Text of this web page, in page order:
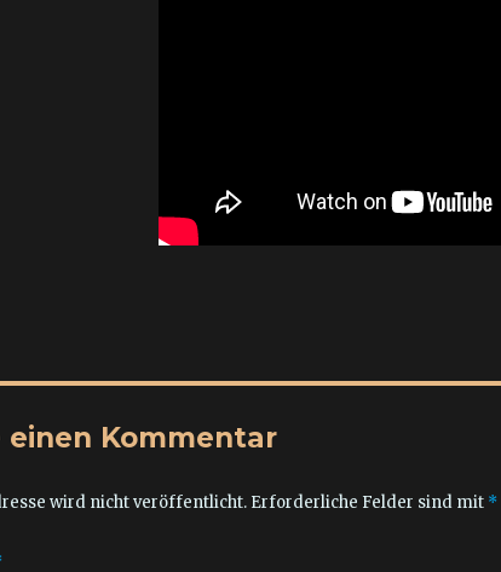
einen Kommentar
wird nicht veröffentlicht. Erforderliche Felder sind mit *